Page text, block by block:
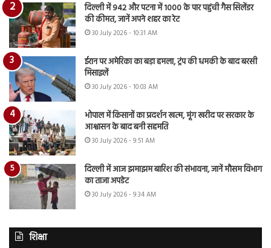
दिल्ली में 942 और पटना में 1000 के पार पहुंची गैस सिलेंडर
की कीमत, जानें अपने शहर का रेट
30 July 2026 - 10:31 AM
ईरान पर अमेरिका का बड़ा हमला, ट्रंप की धमकी के बाद बरसी
मिसाइलें
30 July 2026 - 10:03 AM
भोपाल में किसानों का प्रदर्शन खत्म, मूंग खरीद पर सरकार के
आश्वासन के बाद बनी सहमति
30 July 2026 - 9:51 AM
दिल्ली में आज झमाझम बारिश की संभावना, जानें मौसम विभाग
का ताजा अपडेट
30 July 2026 - 9:34 AM
शिक्षा